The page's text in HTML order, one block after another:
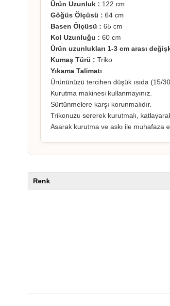
Ürün Uzunluk : 122 cm
Göğüs Ölçüsü : 64 cm
Basen Ölçüsü : 65 cm
Kol Uzunluğu : 60 cm
Ürün uzunlukları 1-3 cm arası
Kumaş Türü : Triko
Yıkama Talimatı
Ürününüzü tercihen düşük ısıda (15/
Kurutma makinesi kullanmayınız.
Sürtünmelere karşı korunmalıdır.
Trikonuzu sererek kurutmalı,
Asarak kurutma ve askı ile muhafaza
Renk